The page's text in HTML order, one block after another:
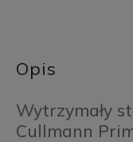
Opis
Wytrzymały
Cullmann